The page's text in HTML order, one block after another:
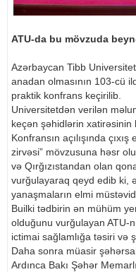
ATU-da bu mövzuda
Azərbaycan Tibb
anadan olmasının 103-cü
praktik konfrans keçirilib.
Universitetdən verilən
keçən şəhidlərin xatirəsinin
Konfransın açılışında
zirvəsi” mövzusuna həsr
və Qırğızıstandan olan
vurğulayaraq qeyd edib ki,
yanaşmaların elmi
Builki tədbirin ən mühüm
olduğunu vurğulayan ATU-
ictimai sağlamlığa təsiri və
Daha sonra müasir
Ardınca Bakı Şəhər